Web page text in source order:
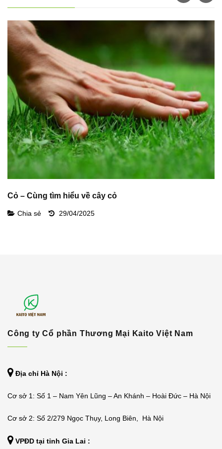
Cỏ – Cùng tìm hiểu về cây cỏ
Chia sẻ 29/04/2025
Công ty Cổ phần Thương Mại Kaito Việt Nam
Địa chỉ Hà Nội :
Cơ sở 1: Số 1 – Nam Yên Lũng – An Khánh – Hoài Đức – Hà Nội
Cơ sở 2: Số 2/279 Ngọc Thụy, Long Biên, Hà Nội
VPĐD tại tỉnh Gia Lai :